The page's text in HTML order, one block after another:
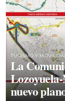
TURISMO Y
La
Lozoyuela-
nuevo